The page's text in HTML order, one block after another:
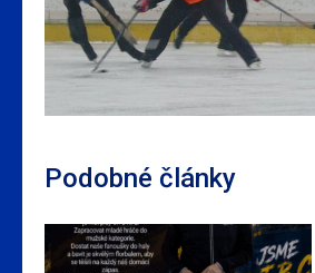
Podobné články